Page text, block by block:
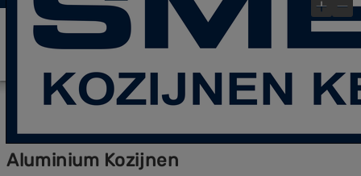
Bekijk gauw onze laatste Blog- Post! ×
Aluminium Kozijnen